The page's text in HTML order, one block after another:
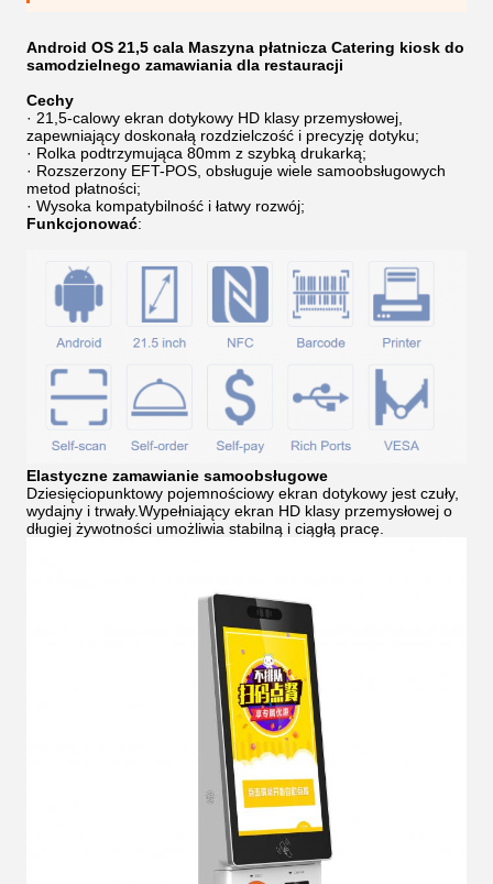
Android OS 21,5 cala Maszyna płatnicza Catering kiosk do
samodzielnego zamawiania dla restauracji
Cechy
· 21,5-calowy ekran dotykowy HD klasy przemysłowej,
zapewniający doskonałą rozdzielczość i precyzję dotyku;
· Rolka podtrzymująca 80mm z szybką drukarką;
· Rozszerzony EFT-POS, obsługuje wiele samoobsługowych
metod płatności;
· Wysoka kompatybilność i łatwy rozwój;
Funkcjonować:
Elastyczne zamawianie samoobsługowe
Dziesięciopunktowy pojemnościowy ekran dotykowy jest czuły,
wydajny i trwały.Wypełniający ekran HD klasy przemysłowej o
długiej żywotności umożliwia stabilną i ciągłą pracę.